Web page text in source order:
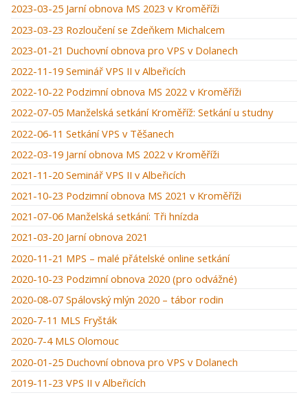
2023-03-25 Jarní obnova MS 2023 v Kroměříži
2023-03-23 Rozloučení se Zdeňkem Michalcem
2023-01-21 Duchovní obnova pro VPS v Dolanech
2022-11-19 Seminář VPS II v Albeřicích
2022-10-22 Podzimní obnova MS 2022 v Kroměříži
2022-07-05 Manželská setkání Kroměříž: Setkání u studny
2022-06-11 Setkání VPS v Těšanech
2022-03-19 Jarní obnova MS 2022 v Kroměříži
2021-11-20 Seminář VPS II v Albeřicích
2021-10-23 Podzimní obnova MS 2021 v Kroměříži
2021-07-06 Manželská setkání: Tři hnízda
2021-03-20 Jarní obnova 2021
2020-11-21 MPS – malé přátelské online setkání
2020-10-23 Podzimní obnova 2020 (pro odvážné)
2020-08-07 Spálovský mlýn 2020 – tábor rodin
2020-7-11 MLS Fryšták
2020-7-4 MLS Olomouc
2020-01-25 Duchovní obnova pro VPS v Dolanech
2019-11-23 VPS II v Albeřicích